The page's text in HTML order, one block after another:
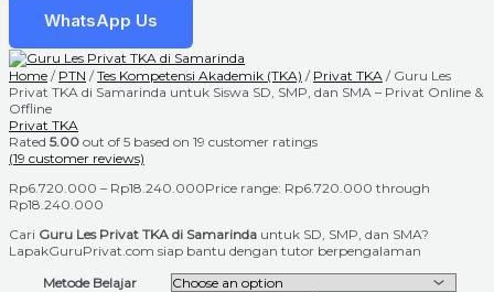
WhatsApp Us
Home / PTN /Tes Kompetensi Akademik (TKA) / Privat TKA / Guru Les
Privat TKA di Samarinda untuk Siswa SD, SMP, dan SMA – Privat Online &
Offline
Privat TKA
Rated 5.00 out of 5 based on 19 customer ratings
(19 customer reviews)
Rp6.720.000 – Rp18.240.000Price range: Rp6.720.000 through
Rp18.240.000
Cari Guru Les Privat TKA di Samarinda untuk SD, SMP, dan SMA?
LapakGuruPrivat.com siap bantu dengan tutor berpengalaman
Metode Belajar